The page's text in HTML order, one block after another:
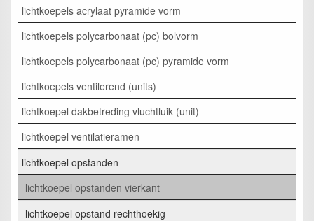
lichtkoepels acrylaat pyramide vorm
lichtkoepels polycarbonaat (pc) bolvorm
lichtkoepels polycarbonaat (pc) pyramide vorm
lichtkoepels ventilerend (units)
lichtkoepel dakbetreding vluchtluik (unit)
lichtkoepel ventilatieramen
lichtkoepel opstanden
lichtkoepel opstanden vierkant
lichtkoepel opstand rechthoekig